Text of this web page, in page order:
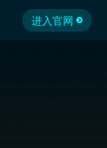
进入官网